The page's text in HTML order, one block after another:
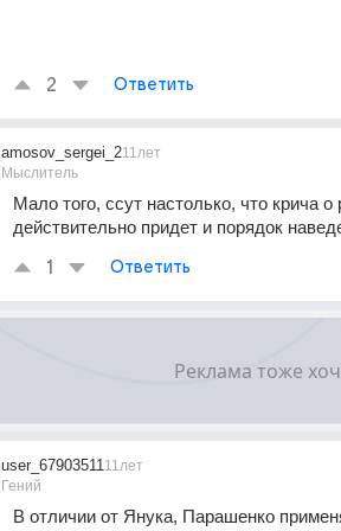
2 Ответить
amosov_sergei_2
Мыслитель
11лет
Мало того, ссут настолько, что крича
действительно придет и порядок
1 Ответить
user_67903511
Гений
11лет
В отличии от Янука, Парашенко